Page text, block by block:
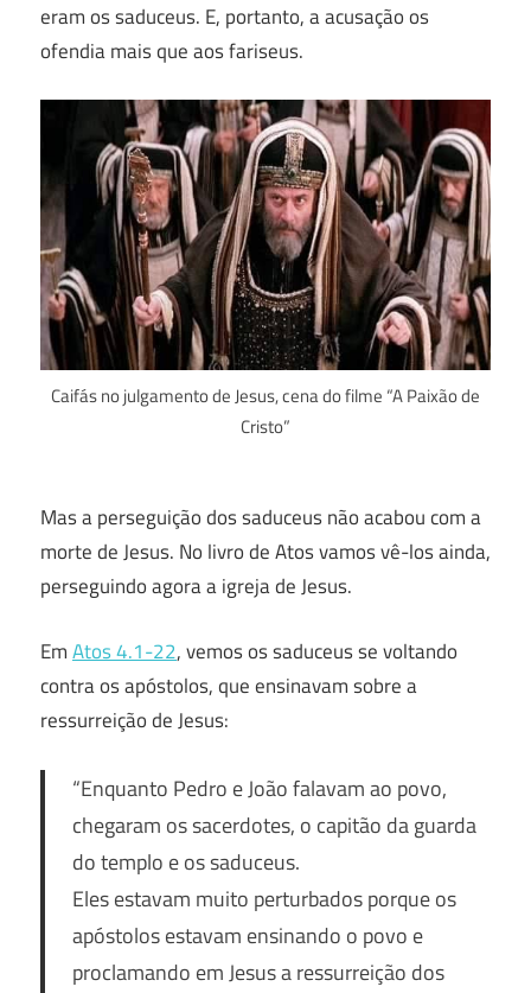
eram os saduceus. E, portanto, a acusação os
ofendia mais que aos fariseus.
Caifás no julgamento de Jesus, cena do filme “A Paixão de
Cristo”
Mas a perseguição dos saduceus não acabou com a
morte de Jesus. No livro de Atos vamos vê-los ainda,
perseguindo agora a igreja de Jesus.
EmAtos 4.1-22, vemos os saduceus se voltando
contra os apóstolos, que ensinavam sobre a
ressurreição de Jesus:
“Enquanto Pedro e João falavam ao povo,
chegaram os sacerdotes, o capitão da guarda
do templo e os saduceus.
Eles estavam muito perturbados porque os
apóstolos estavam ensinando o povo e
proclamando em Jesus a ressurreição dos